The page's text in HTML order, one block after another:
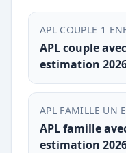
APL COUPLE 1
APL couple
estimation
APL FAMILLE UN
APL famille
estimation